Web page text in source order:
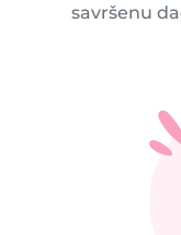
savršenu